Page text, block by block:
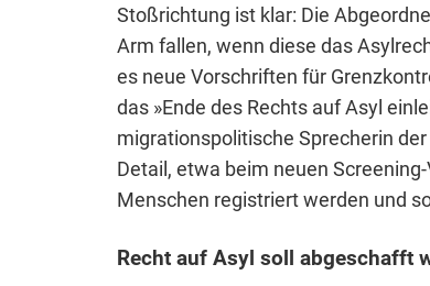
Stoßrichtung ist klar: Die
Arm fallen, wenn diese das
es neue Vorschriften für
das »Ende des Rechts auf Asyl
migrationspolitische Sprecherin
Detail, etwa beim neuen
Menschen registriert werden und
Recht auf Asyl soll abgeschafft